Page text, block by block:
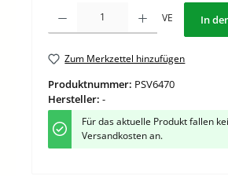
Produkt Anzahl: Gib den gewünschten Wert
VE In
Zum Merkzettel hinzufügen
Produktnummer: PSV6470
Hersteller: -
Für das aktuelle Produkt fallen
Versandkosten an.